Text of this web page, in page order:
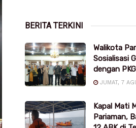
BERITA TERKINI
Walikota
Sosialisasi
dengan PKG
JUMAT, 7
Kapal Mati
Pariaman,